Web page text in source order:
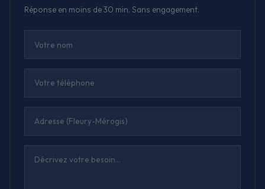
Réponse en moins de 30 min. Sans engagement.